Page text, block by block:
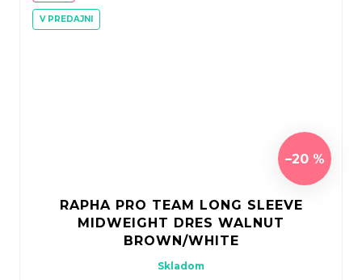
V PREDAJNI
–20 %
RAPHA PRO TEAM LONG SLEEVE
MIDWEIGHT DRES WALNUT
BROWN/WHITE
Skladom